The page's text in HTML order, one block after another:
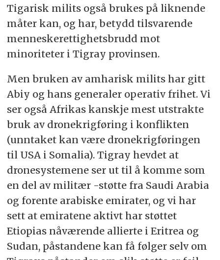
Tigarisk milits også brukes på liknende
måter kan, og har, betydd tilsvarende
menneskerettighetsbrudd mot
minoriteter i Tigray provinsen.
Men bruken av amharisk milits har gitt
Abiy og hans generaler operativ frihet. Vi
ser også Afrikas kanskje mest utstrakte
bruk av dronekrigføring i konflikten
(unntaket kan være dronekrigføringen
til USA i Somalia). Tigray hevdet at
dronesystemene ser ut til å komme som
en del av militær -støtte fra Saudi Arabia
og forente arabiske emirater, og vi har
sett at emiratene aktivt har støttet
Etiopias nåværende allierte i Eritrea og
Sudan, påstandene kan få følger selv om